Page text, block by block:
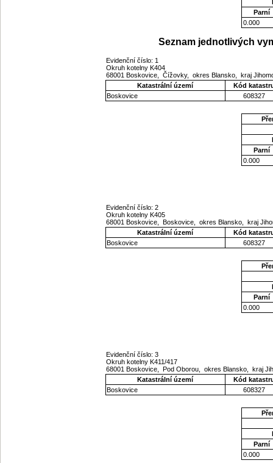
Parní
0.000
Seznam jednotlivých
Evidenční číslo: 1
Okruh kotelny K404
68001 Boskovice, Čížovky, okres Blansko, kraj
Katastrální území
Kód
Boskovice
608327
Parní
0.000
Evidenční číslo: 2
Okruh kotelny K405
68001 Boskovice, Boskovice, okres Blansko, kraj
Katastrální území
Kód
Boskovice
608327
Parní
0.000
Evidenční číslo: 3
Okruh kotelny K411/417
68001 Boskovice, Pod Oborou, okres Blansko, kraj
Katastrální území
Kód
Boskovice
608327
Parní
0.000